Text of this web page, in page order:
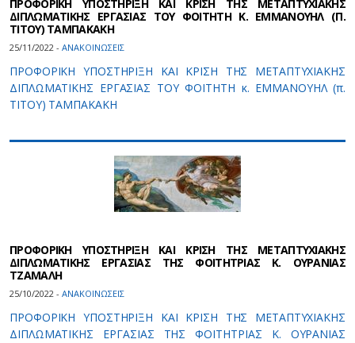
ΠΡΟΦΟΡΙΚΗ ΥΠΟΣΤΗΡΙΞΗ ΚΑΙ ΚΡΙΣΗ ΤΗΣ ΜΕΤΑΠΤΥΧΙΑΚΗΣ
ΔΙΠΛΩΜΑΤΙΚΗΣ ΕΡΓΑΣΙΑΣ ΤΟΥ ΦΟΙΤΗΤΗ Κ. ΕΜΜΑΝΟΥΗΛ (Π.
ΤΙΤΟΥ) ΤΑΜΠΑΚΑΚΗ
25/11/2022 - ΑΝΑΚΟΙΝΩΣΕΙΣ
ΠΡΟΦΟΡΙΚΗ ΥΠΟΣΤΗΡΙΞΗ ΚΑΙ ΚΡΙΣΗ ΤΗΣ ΜΕΤΑΠΤΥΧΙΑΚΗΣ
ΔΙΠΛΩΜΑΤΙΚΗΣ ΕΡΓΑΣΙΑΣ ΤΟΥ ΦΟΙΤΗΤΗ κ. ΕΜΜΑΝΟΥΗΛ (π.
ΤΙΤΟΥ) ΤΑΜΠΑΚΑΚΗ
ΠΡΟΦΟΡΙΚΗ ΥΠΟΣΤΗΡΙΞΗ ΚΑΙ ΚΡΙΣΗ ΤΗΣ ΜΕΤΑΠΤΥΧΙΑΚΗΣ
ΔΙΠΛΩΜΑΤΙΚΗΣ ΕΡΓΑΣΙΑΣ ΤΗΣ ΦΟΙΤΗΤΡΙΑΣ Κ. ΟΥΡΑΝΙΑΣ
ΤΖΑΜΑΛΗ
25/10/2022 - ΑΝΑΚΟΙΝΩΣΕΙΣ
ΠΡΟΦΟΡΙΚΗ ΥΠΟΣΤΗΡΙΞΗ ΚΑΙ ΚΡΙΣΗ ΤΗΣ ΜΕΤΑΠΤΥΧΙΑΚΗΣ
ΔΙΠΛΩΜΑΤΙΚΗΣ ΕΡΓΑΣΙΑΣ ΤΗΣ ΦΟΙΤΗΤΡΙΑΣ Κ. ΟΥΡΑΝΙΑΣ